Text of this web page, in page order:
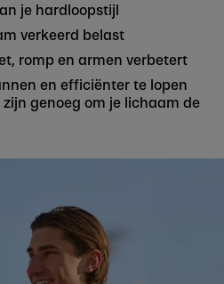
je hardloopstijl
verkeerd belast
romp en armen verbetert
en efficiënter te lopen
genoeg om je lichaam de